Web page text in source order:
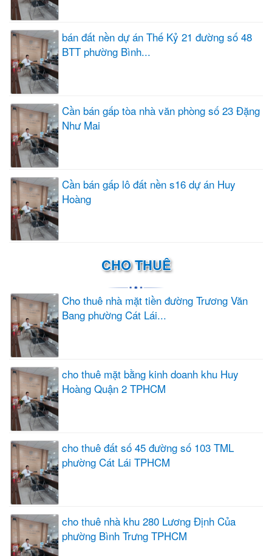
bán đất nền dự án Thế Kỷ 21 đường số 48
BTT phường Bình...
Cần bán gấp tòa nhà văn phòng số 23 Đặng
Như Mai
Cần bán gấp lô đất nền s16 dự án Huy
Hoàng
CHO THUÊ
Cho thuê nhà mặt tiền đường Trương Văn
Bang phường Cát Lái...
cho thuê mặt bằng kinh doanh khu Huy
Hoàng Quận 2 TPHCM
cho thuê đất số 45 đường số 103 TML
phường Cát Lái TPHCM
cho thuê nhà khu 280 Lương Định Của
phường Bình Trưng TPHCM